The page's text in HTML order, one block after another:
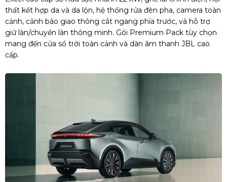
thất kết hợp da và da lộn, hệ thống rửa đèn pha, camera toàn
cảnh, cảnh báo giao thông cắt ngang phía trước, và hỗ trợ
giữ làn/chuyển làn thông minh. Gói Premium Pack tùy chọn
mang đến cửa sổ trời toàn cảnh và dàn âm thanh JBL cao
cấp.